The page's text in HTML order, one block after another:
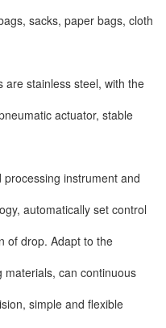
sacks, paper bags, cloth
are stainless steel, with the
actuator, stable
instrument and
automatically set control
of drop. Adapt to the
materials, can continuous
simple and flexible